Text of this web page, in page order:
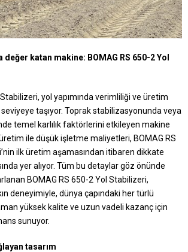
değer katan makine: BOMAG RS 650-2 Yol
yol yapımında verimliliği ve üretim
taşıyor. Toprak stabilizasyonunda veya
temel karlılık faktörlerini etkileyen makine
üretim ile düşük işletme maliyetleri, BOMAG RS
ilk üretim aşamasından itibaren dikkate
yer alıyor. Tüm bu detaylar göz önünde
BOMAG RS 650-2 Yol Stabilizeri,
deneyimiyle, dünya çapındaki her türlü
yüksek kalite ve uzun vadeli kazanç için
sunuyor.
tasarım